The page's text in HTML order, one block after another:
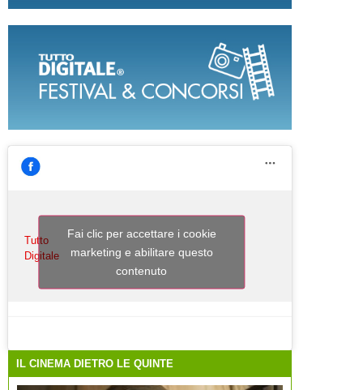
Tutto
Digitale
Fai clic per accettare i cookie
marketing e abilitare questo
contenuto
IL CINEMA DIETRO LE QUINTE